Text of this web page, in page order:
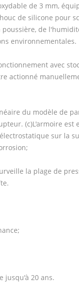
de 3 mm,
de silicone pour
de
environnementales.
avec
actionné
du modèle de
(c)L'armoire est
sur la
la plage de
jusqu'à 20 ans.